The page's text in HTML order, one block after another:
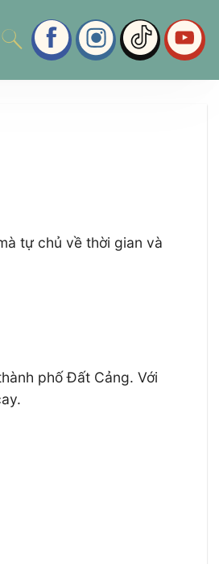
tự chủ về thời gian và
phố Đất Cảng. Với